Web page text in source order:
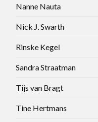
Nanne Nauta
Nick J. Swarth
Rinske Kegel
Sandra Straatman
Tijs van Bragt
Tine Hertmans